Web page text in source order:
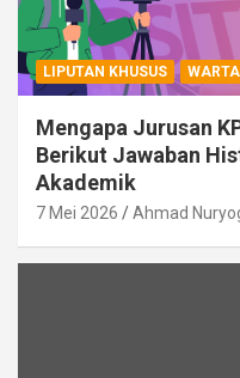
LIPUTAN KHUSUS
Mengapa Jurusan
Berikut Jawaban
Akademik
7 Mei 2026 Ahmad